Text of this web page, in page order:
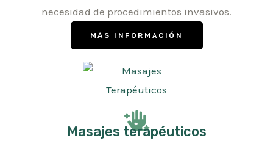
necesidad de procedimientos invasivos.
MÁS INFORMACIÓN
Masajes terapéuticos